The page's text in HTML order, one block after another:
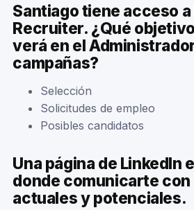
Santiago tiene acceso a
Recruiter. ¿Qué
verá en el
campañas?
Selección
Solicitudes de empleo
Posibles candidatos
Una página de LinkedIn
donde comunicarte
actuales y potenciales.